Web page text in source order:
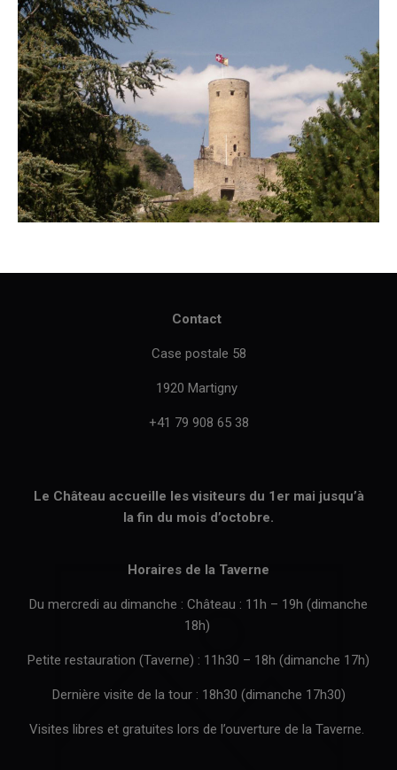
Contact
Case postale 58
1920 Martigny
+41 79 908 65 38
Le Château accueille les visiteurs du 1er mai jusqu’à
la fin du mois d’octobre.
Horaires de la Taverne
Du mercredi au dimanche : Château : 11h – 19h (dimanche
18h)
Petite restauration (Taverne) : 11h30 – 18h (dimanche 17h)
Dernière visite de la tour : 18h30 (dimanche 17h30)
Visites libres et gratuites lors de l’ouverture de la Taverne.